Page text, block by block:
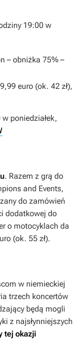
19:00 w
– obniżka 75% –
euro (ok. 42 zł),
poniedziałek,
. Razem z grą do
and Events,
do zamówień
dodatkowej do
o motocyklach da
(ok. 55 zł).
w niemieckiej
trzech koncertów
będą mogli
z najsłynniejszych
tej okazji